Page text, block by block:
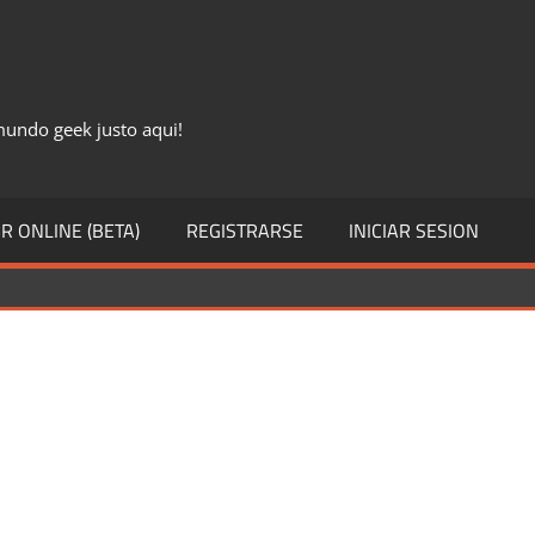
geek justo aqui!
ONLINE (BETA) REGISTRARSE INICIAR SESION